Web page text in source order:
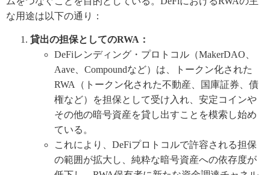
な用途は以下の通り：
貸出の担保としてのRWA：
DeFiレンディング・プロトコル（MakerDAO、
Aave、Compoundなど）は、トークン化された
RWA（トークン化された不動産、国庫証券、債
権など）を担保として受け入れ、安定コインや
その他の暗号資産を貸し出すことを模索し始め
ている。
これにより、DeFiプロトコルで許容される担保
の範囲が拡大し、純粋な暗号資産への依存度が